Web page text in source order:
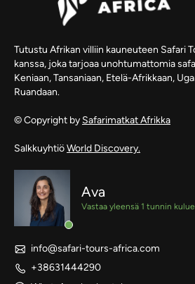
Tutustu Afrikan villiin kauneuteen Safari
kanssa, joka tarjoaa unohtumattomia
Keniaan, Tansaniaan, Etelä-Afrikkaan,
Ruandaan.
© Copyright by Safarimatkat Afrikka
SalkkuyhtiöWorld Discovery.
Ava
Vastaa yleensä 1 tunnin
info@safari-tours-africa.com
+38631444290